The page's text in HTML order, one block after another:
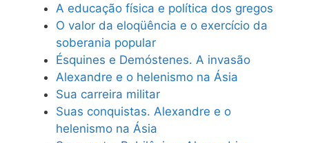
A educação física e política dos gregos
O valor da eloqüência e o exercício da
soberania popular
Ésquines e Demóstenes. A invasão
Alexandre e o helenismo na Ásia
Sua carreira militar
Suas conquistas. Alexandre e o
helenismo na Ásia